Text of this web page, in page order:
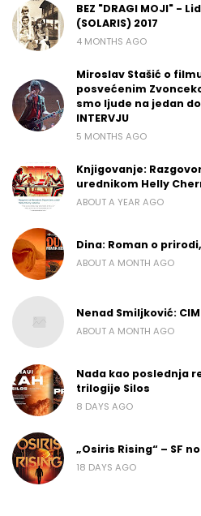
BEZ "DRAGI MOJI" -
(SOLARIS) 2017
4 MONTHS AGO
Miroslav Stašić o
posvećenim
smo ljude na jedan
INTERVJU
5 MONTHS AGO
Knjigovanje:
urednikom Helly
ABOUT A YEAR AGO
Dina: Roman o
ABOUT A MONTH AGO
Nenad Smiljković:
ABOUT A MONTH AGO
Nada kao poslednja
trilogije Silos
8 DAYS AGO
„Osiris Rising“ – SF
18 DAYS AGO